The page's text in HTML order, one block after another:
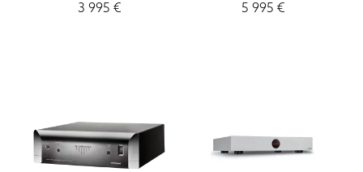
3 995 €
5 995 €